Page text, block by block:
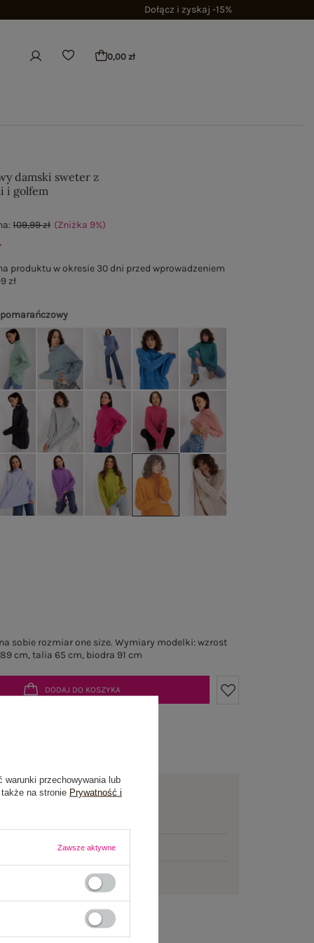
Dołącz i zyskaj -15%
0,00 zł
damski sweter z
i golfem
sobie rozmiar one size. Wymiary modelki: wzrost
cm, talia 65 cm, biodra 91 cm
109,99 zł (Zniżka 9%)
produktu w okresie 30 dni przed wprowadzeniem
zł
DODAJ DO KOSZYKA
od 7,99 zł
poniedziałek
warunki przechowywania lub
na stronie Prywatność i
Zawsze aktywne